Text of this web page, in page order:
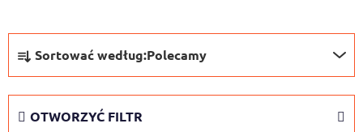
o
r
Sortować według:Polecamy
OTWORZYĆ FILTR